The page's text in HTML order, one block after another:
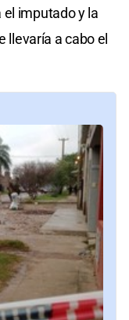
el imputado y la
llevaría a cabo el